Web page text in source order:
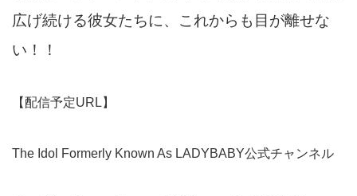
広げ続ける彼女たちに、これからも目が離せな
い！！
【配信予定URL】
The Idol Formerly Known As LADYBABY公式チャンネル